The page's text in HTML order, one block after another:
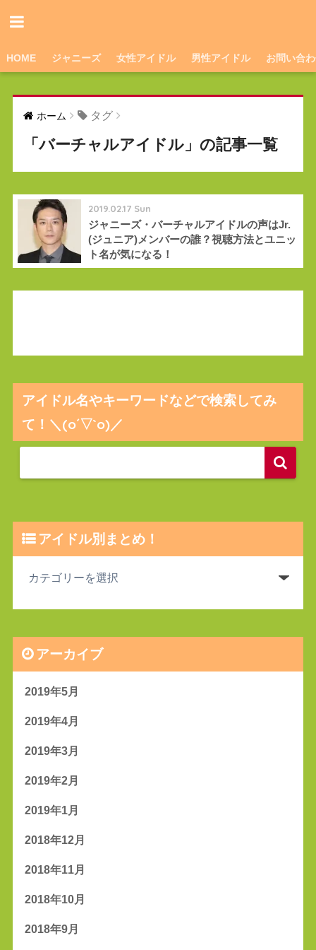
HOME ジャニーズ 女性アイドル 男性アイドル お問い合
ホーム タグ
「バーチャルアイドル」の記事一覧
2019.02.17 Sun
ジャニーズ・バーチャルアイドルの声はJr.
(ジュニア)メンバーの誰？視聴方法とユニッ
ト名が気になる！
アイドル名やキーワードなどで検索してみ
て！＼(o´▽`o)／
アイドル別まとめ！
アーカイブ
2019年5月
2019年4月
2019年3月
2019年2月
2019年1月
2018年12月
2018年11月
2018年10月
2018年9月